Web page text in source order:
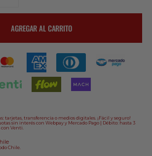
Gorro
Verde
AGREGAR AL CARRITO
tarjetas, transferencia o medios digitales. ¡Fácil y seguro!
sin interés con Webpay y Mercado Pago | Débito: hasta 3
Venti.
Chile.